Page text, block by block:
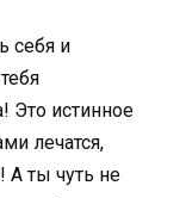
себя и
истинное
лечатся,
А ты чуть не